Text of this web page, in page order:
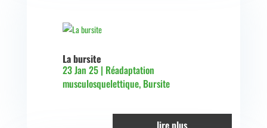
La bursite
23 Jan 25| Réadaptation
musculosquelettique, Bursite